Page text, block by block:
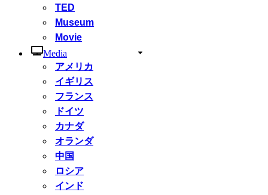
TED
Museum
Movie
Media
アメリカ
イギリス
フランス
ドイツ
カナダ
オランダ
中国
ロシア
インド